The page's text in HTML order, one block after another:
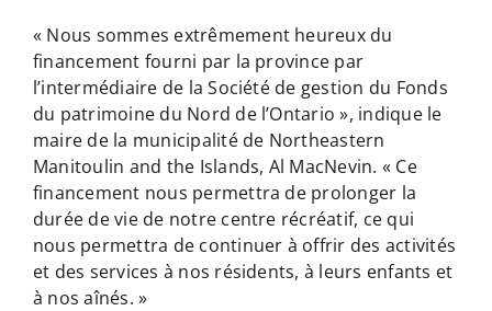
« Nous sommes extrêmement heureux du
financement fourni par la province par
l’intermédiaire de la Société de gestion du Fonds
du patrimoine du Nord de l’Ontario », indique le
maire de la municipalité de Northeastern
Manitoulin and the Islands, Al MacNevin. « Ce
financement nous permettra de prolonger la
durée de vie de notre centre récréatif, ce qui
nous permettra de continuer à offrir des activités
et des services à nos résidents, à leurs enfants et
à nos aînés. »